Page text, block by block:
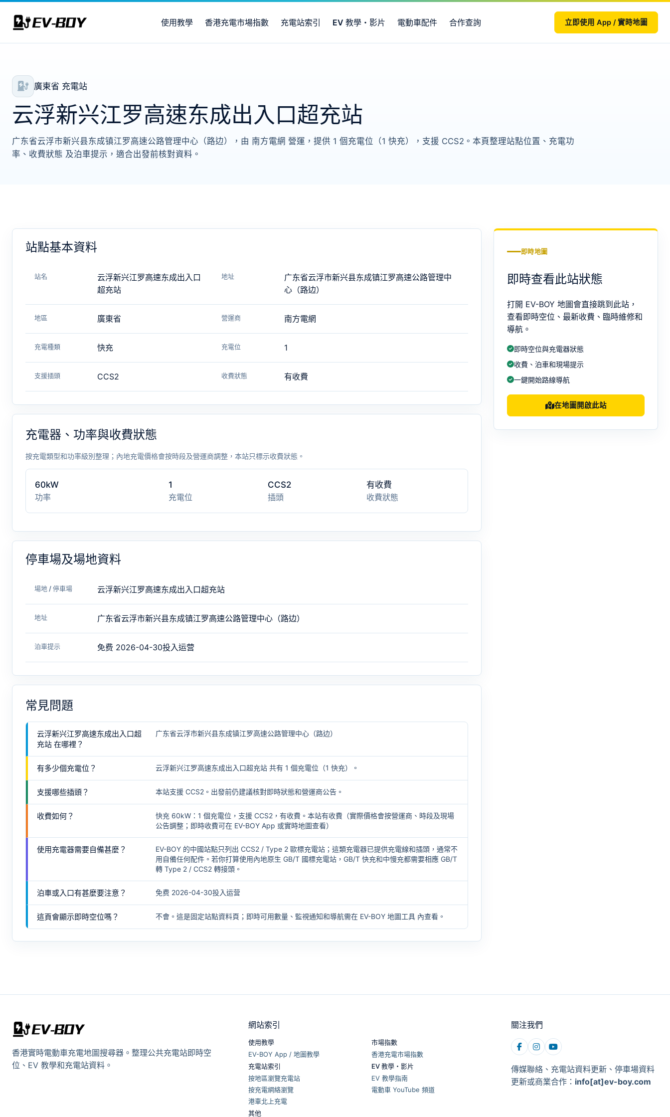
使用教學 香港充電市場指數 充電站索引 EV 教學・影片 電動車配件 合作查詢 立即使用 App / 實時地圖
廣東省 充電站
云浮新兴江罗高速东成出入口超充站
广东省云浮市新兴县东成镇江罗高速公路管理中心（路边），由 南方電網 營運，提供 1 個充電位（1 快充），支援 CCS2。本頁整理站點位置、充電功
率、收費狀態 及泊車提示，適合出發前核對資料。
站點基本資料
站名
云浮新兴江罗高速东成出入口
超充站
地址
广东省云浮市新兴县东成镇江罗高速公路管理中
心（路边）
地區 廣東省 營運商 南方電網
充電種類 快充 充電位 1
支援插頭 CCS2 收費狀態 有收費
充電器、功率與收費狀態
按充電類型和功率級別整理；內地充電價格會按時段及營運商調整，本站只標示收費狀態。
60kW
功率
1
充電位
CCS2
插頭
有收費
收費狀態
停車場及場地資料
場地 / 停車場 云浮新兴江罗高速东成出入口超充站
地址 广东省云浮市新兴县东成镇江罗高速公路管理中心（路边）
泊車提示 免费 2026-04-30投入运营
常見問題
云浮新兴江罗高速东成出入口超
充站 在哪裡？
广东省云浮市新兴县东成镇江罗高速公路管理中心（路边）
有多少個充電位？ 云浮新兴江罗高速东成出入口超充站 共有 1 個充電位（1 快充）。
支援哪些插頭？ 本站支援 CCS2。出發前仍建議核對即時狀態和營運商公告。
收費如何？
快充 60kW：1 個充電位，支援 CCS2，有收費。本站有收費（實際價格會按營運商、時段及現場
公告調整；即時收費可在 EV-BOY App 或實時地圖查看）
使用充電器需要自備甚麼？
EV-BOY 的中國站點只列出 CCS2 / Type 2 歐標充電站；這類充電器已提供充電線和插頭，通常不
用自備任何配件。若你打算使用內地原生 GB/T 國標充電站，GB/T 快充和中慢充都需要相應 GB/T
轉 Type 2 / CCS2 轉接頭 。
泊車或入口有甚麼要注意？ 免费 2026-04-30投入运营
這頁會顯示即時空位嗎？ 不會。這是固定站點資料頁；即時可用數量、監視通知和導航需在 EV-BOY 地圖工具 內查看。
即時地圖
即時查看此站狀態
打開 EV-BOY 地圖會直接跳到此站，
查看即時空位、最新收費、臨時維修和
導航。
即時空位與充電器狀態
收費、泊車和現場提示
一鍵開始路線導航
在地圖開啟此站
香港實時電動車充電地圖搜尋器。整理公共充電站即時空
位、EV 教學和充電站資料。
網站索引
使用教學
EV-BOY App / 地圖教學
市場指數
香港充電市場指數
充電站索引
按地區瀏覽充電站
按充電網絡瀏覽
港車北上充電
EV 教學・影片
EV 教學指南
電動車 YouTube 頻道
其他
關注我們
傳媒聯絡、充電站資料更新、停車場資料
更新或商業合作： info[at]ev-boy.com